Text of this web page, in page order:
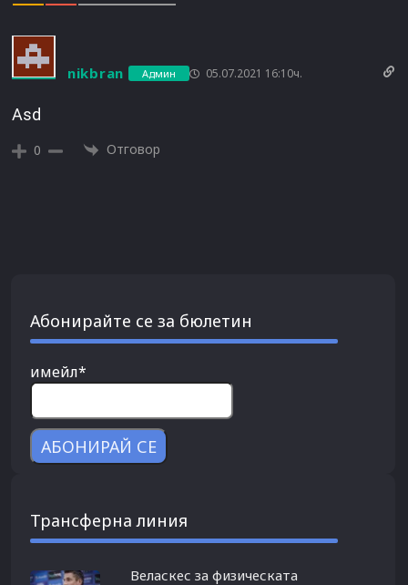
nikbran Админ 05.07.2021 16:10ч.
Asd
0 Отговор
Абонирайте се за бюлетин
имейл*
Трансферна линия
Веласкес за физическата